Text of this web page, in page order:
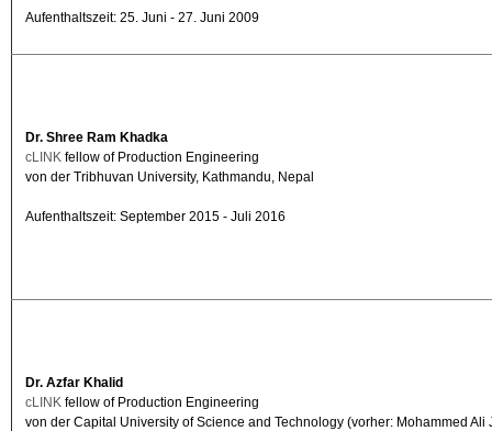
Aufenthaltszeit: 25. Juni - 27. Juni 2009
Dr. Shree Ram Khadka
cLINKfellow of Production Engineering
von der Tribhuvan University, Kathmandu, Nepal
Aufenthaltszeit: September 2015 - Juli 2016
Dr. Azfar Khalid
cLINKfellow of Production Engineering
von der Capital University of Science and Technology (vorher: Mohammed